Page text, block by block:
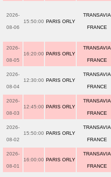
2026-
08-06
15:50:00 PARIS ORLY
TRANSAVIA
FRANCE
2026-
08-05
16:20:00 PARIS ORLY
TRANSAVIA
FRANCE
2026-
08-04
12:30:00 PARIS ORLY
TRANSAVIA
FRANCE
2026-
08-03
12:45:00 PARIS ORLY
TRANSAVIA
FRANCE
2026-
08-02
15:50:00 PARIS ORLY
TRANSAVIA
FRANCE
2026-
08-01
16:00:00 PARIS ORLY
TRANSAVIA
FRANCE